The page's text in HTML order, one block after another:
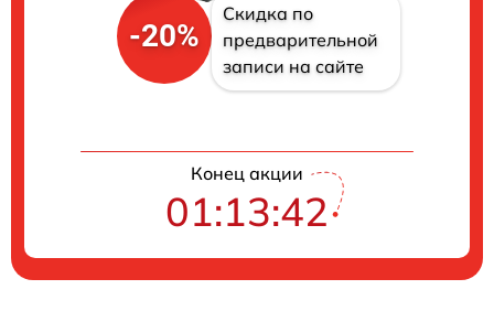
-20%
Скидка по
предварительной
записи на сайте
Конец акции
01:13:41